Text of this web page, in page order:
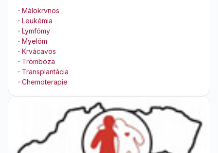
· Málokrvnos
· Leukémia
· Lymfómy
· Myelóm
· Krvácavos
· Trombóza
· Transplantácia
· Chemoterapie